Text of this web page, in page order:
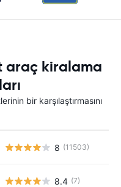
araç kiralama
bir karşılaştırmasını
8 (11503)
8.4 (7)